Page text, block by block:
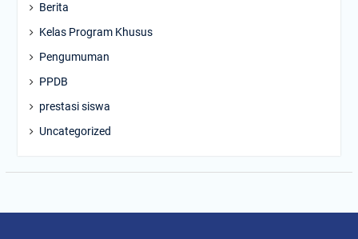
Berita
Kelas Program Khusus
Pengumuman
PPDB
prestasi siswa
Uncategorized